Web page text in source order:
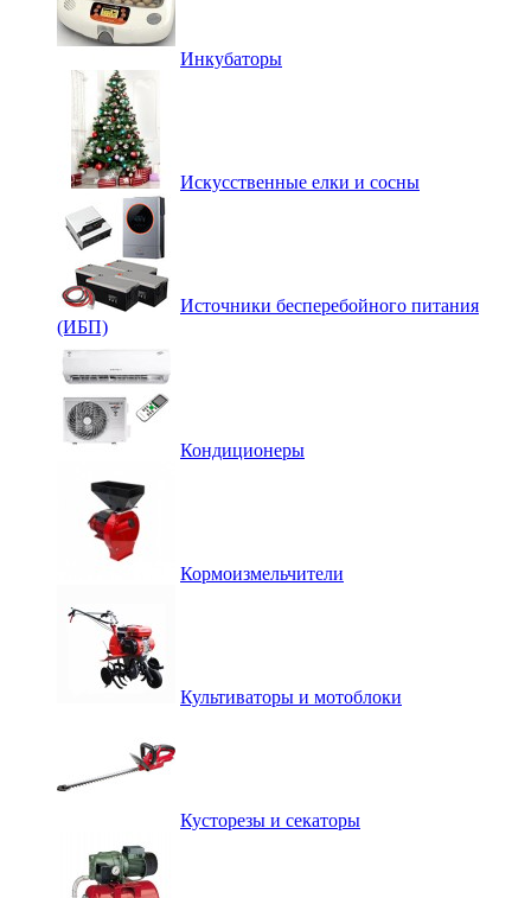
Инкубаторы
Искусственные елки и сосны
Источники бесперебойного питания
(ИБП)
Кондиционеры
Кормоизмельчители
Культиваторы и мотоблоки
Кусторезы и секаторы